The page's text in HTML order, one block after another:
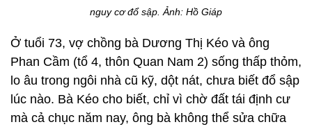
nguy cơ đổ sập. Ảnh: Hồ Giáp
Ở tuổi 73, vợ chồng bà Dương Thị Kéo và ông
Phan Cầm (tổ 4, thôn Quan Nam 2) sống thấp thỏm,
lo âu trong ngôi nhà cũ kỹ, dột nát, chưa biết đổ sập
lúc nào. Bà Kéo cho biết, chỉ vì chờ đất tái định cư
mà cả chục năm nay, ông bà không thể sửa chữa